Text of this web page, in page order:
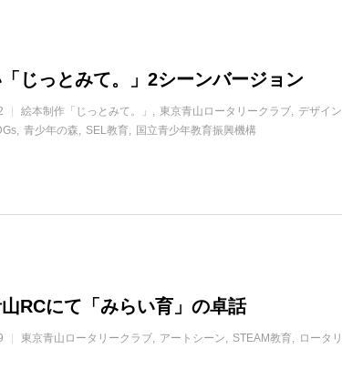
じっとみて。」2シーンバージョン
絵本制作「じっとみて。」 東京青山ロータリークラブ デザイン
青少年の森 SEL教育 国立青少年教育振興機構
RCにて「みらい育」の卓話
東京青山ロータリークラブ アートシーン STEAM教育
ロータリ